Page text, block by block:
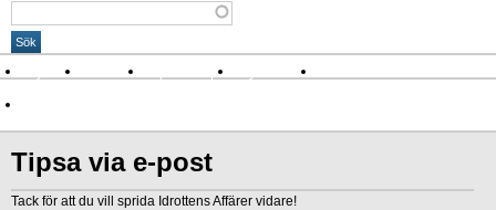
Nyheter Krönikor Sport & spel Nyhetsbrev
Tipsa via e-post
Tack för att du vill sprida Idrottens Affärer vidare!